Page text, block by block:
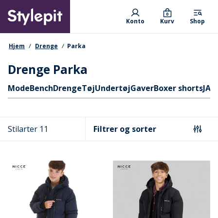
main
content
Primary departments
Konto Kurv
0
Shop
navigationssti
Hjem Drenge Parka
Drenge Parka
Hurtige links
ModeBenchDrengeTøjUndertøjGaverBoxer shorts
Stilarter 11 Filtrer og sorter